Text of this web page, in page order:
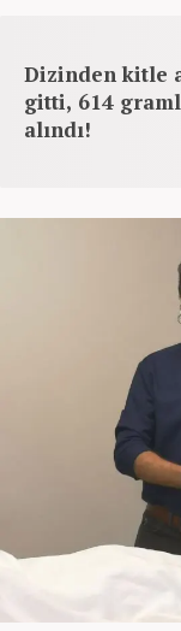
Dizinden kitle
gitti, 614
alındı!